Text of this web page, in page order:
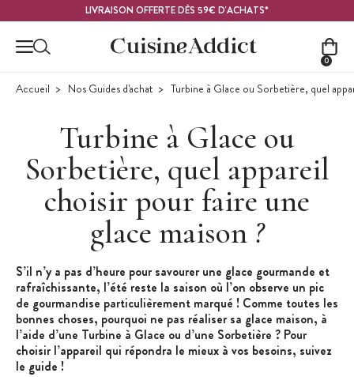
LIVRAISON OFFERTE DÈS 59€ D'ACHATS*
0
Accueil Nos Guides d'achat Turbine à Glace ou Sorbetière, quel
Turbine à Glace ou
Sorbetière, quel appareil
choisir pour faire une
glace maison ?
S’il n’y a pas d’heure pour savourer une glace gourmande et
rafraîchissante, l’été reste la saison où l’on observe un pic
de gourmandise particulièrement marqué ! Comme toutes les
bonnes choses, pourquoi ne pas réaliser sa glace maison, à
l’aide d’une Turbine à Glace ou d’une Sorbetière ? Pour
choisir l’appareil qui répondra le mieux à vos besoins, suivez
le guide !